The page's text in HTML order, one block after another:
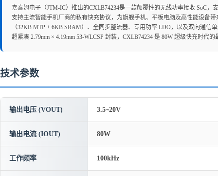
嘉泰姆电子（JTM-IC）推出的CXLB74234是一款颠覆性的无线功率接收 SoC，
支持主流智能手机厂商的私有快充协议，为旗舰手机、平板电脑及高性能设备
（32KB MTP + 6KB SRAM）、全同步整流器、专用功率 LDO，以及双向通
超紧凑 2.79mm × 4.19mm 53-WLCSP 封装，CXLB74234 是 80W 超级快充时代的
技术参数
输出电压 (VOUT) 3.5~20V
输出电流 (IOUT) 80W
工作频率 100kHz